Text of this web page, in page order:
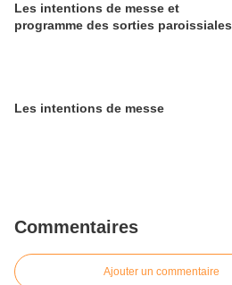
Les intentions de messe et
programme des sorties paroissiales
Les intentions de messe
Commentaires
Ajouter un commentaire